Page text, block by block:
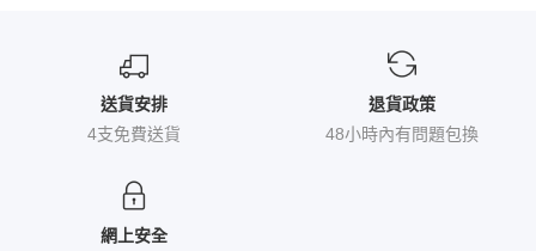
送貨安排
4支免費送貨
退貨政策
48小時內有問題包換
網上安全